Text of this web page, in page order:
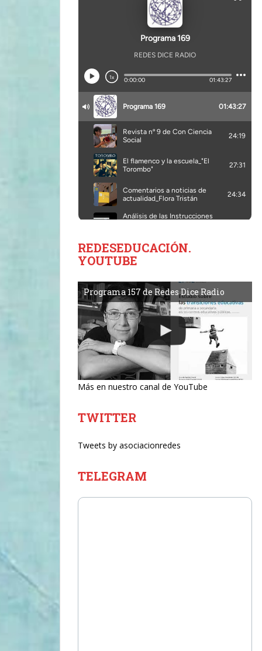
REDESEDUCACIÓN.
YOUTUBE
Programa 157 de Redes Dice Radio
Más en nuestro canal de YouTube
TWITTER
Tweets by asociacionredes
TELEGRAM